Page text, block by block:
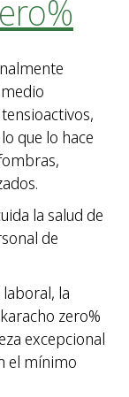
que lo hace
la salud de
de
la
zero%
excepcional
el mínimo